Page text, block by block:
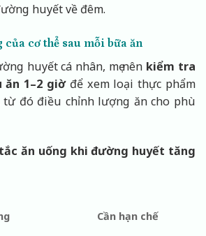
huyết về đêm.
của cơ thể sau mỗi bữa ăn
huyết cá nhân, mẹ nên kiểm tra
ăn 1–2 giờđể xem loại thực phẩm
từ đó điều chỉnh lượng ăn cho phù
ăn uống khi đường huyết tăng
Cần hạn chế